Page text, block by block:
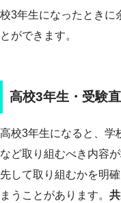
校3年生になったときに
とができます。
高校3年生・受験
高校3年生になると、学
など取り組むべき内容
先して取り組むかを明
まうことがあります。